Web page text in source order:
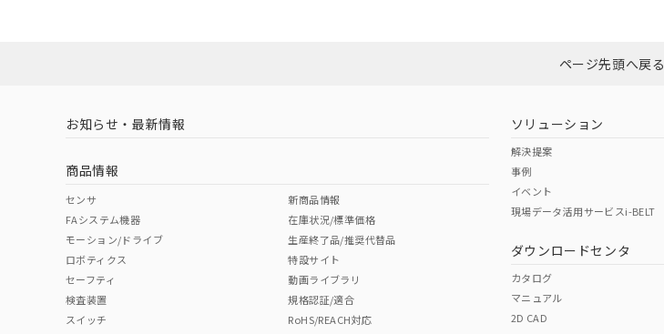
ダウンロードはこちら
中国 RoHS 注意事項・凡例
中国 RoHS表
Pb Hg Cr(VI)
ページ先頭へ戻る
お知らせ・最新情報
商品情報
センサ
FAシステム機器
モーション/ドライブ
ロボティクス
セーフティ
検査装置
スイッチ
新商品情報
在庫状況/標準価格
生産終了品/推奨代替品
特設サイト
動画ライブラリ
規格認証/適合
RoHS/REACH対応
ソリューション
解決提案
事例
イベント
現場データ活用サービスi-BELT
ダウンロードセンタ
カタログ
マニュアル
2D CAD